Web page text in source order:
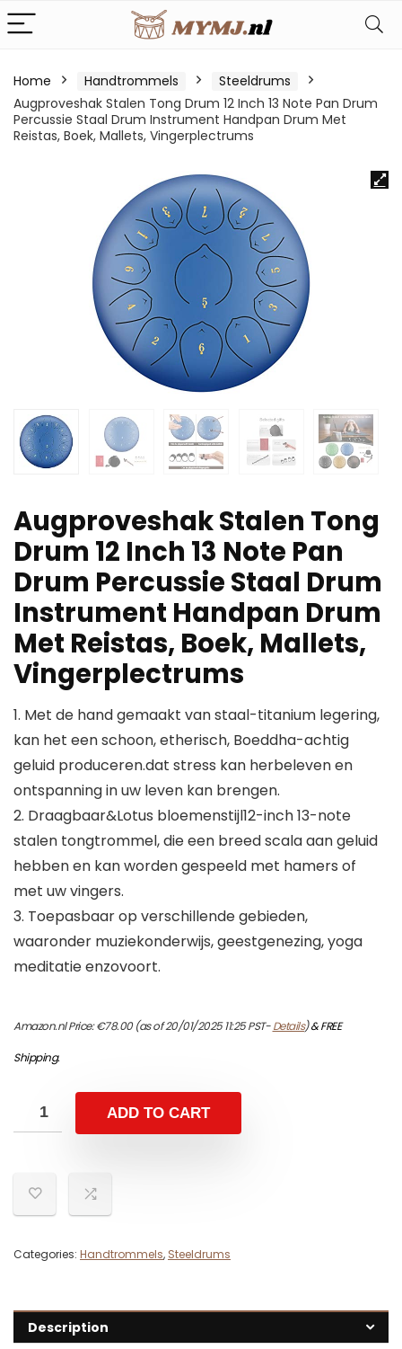
Home Handtrommels
Steeldrums
Augproveshak Stalen Tong Drum 12 Inch 13 Note Pan Drum
Percussie Staal Drum Instrument Handpan Drum Met
Reistas, Boek, Mallets, Vingerplectrums
Augproveshak Stalen Tong
Drum 12 Inch 13 Note Pan
Drum Percussie Staal Drum
Instrument Handpan Drum
Met Reistas, Boek, Mallets,
Vingerplectrums
1. Met de hand gemaakt van staal-titanium legering,
kan het een schoon, etherisch, Boeddha-achtig
geluid produceren.dat stress kan herbeleven en
ontspanning in uw leven kan brengen.
2. Draagbaar&Lotus bloemenstijl12-inch 13-note
stalen tongtrommel, die een breed scala aan geluid
hebben en kan worden gespeeld met hamers of
met uw vingers.
3. Toepasbaar op verschillende gebieden,
waaronder muziekonderwijs, geestgenezing, yoga
meditatie enzovoort.
Amazon.nl Price:€78.00(as of 20/01/2025 11:25 PST-Details)&FREE
Shipping.
ADD TO CART
Categories: Handtrommels, Steeldrums
Description